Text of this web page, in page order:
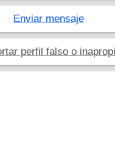
Enviar mensaje
perfil falso o